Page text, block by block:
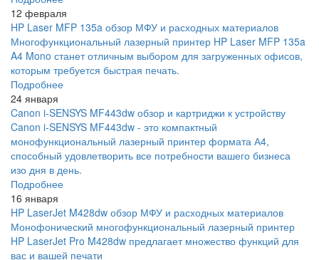
12 февраля
HP Laser MFP 135a обзор МФУ и расходных материалов
Многофункциональный лазерный принтер HP Laser MFP 135a
A4 Mono станет отличным выбором для загруженных офисов,
которым требуется быстрая печать.
Подробнее
24 января
Canon i-SENSYS MF443dw обзор и картриджи к устройству
Canon i-SENSYS MF443dw - это компактный
монофункциональный лазерный принтер формата А4,
способный удовлетворить все потребности вашего бизнеса
изо дня в день.
Подробнее
16 января
HP LaserJet M428dw обзор МФУ и расходных материалов
Монофонический многофункциональный лазерный принтер
HP LaserJet Pro M428dw предлагает множество функций для
вас и вашей печати